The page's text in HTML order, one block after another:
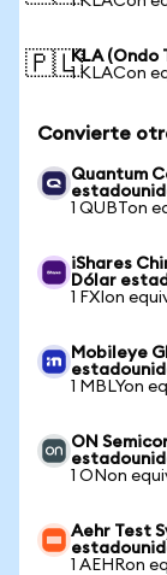
🇵🇱KLA
1 KLACon
Convierte
Quantum
1 QUBTon
iShares
Dólar
1 FXIon
Mobileye
1 MBLYon
ON
1 ONon
Aehr Test
1 AEHRon